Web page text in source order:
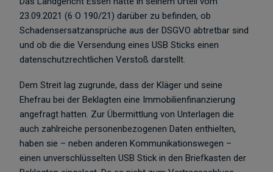
23.09.2021 (6 O 190/21) darüber zu befinden, ob
Schadensersatzansprüche aus der DSGVO abtretbar sind
und ob die die Versendung eines USB Sticks einen
datenschutzrechtlichen Verstoß darstellt.
Dem Streit lag zugrunde, dass der Kläger und seine
Ehefrau bei der Beklagten eine Immobilienfinanzierung
angefragt hatten. Zur Übermittlung von Unterlagen die
auch zahlreiche personenbezogenen Daten enthielten,
haben sie – neben anderen Kommunikationswegen –
einen unverschlüsselten USB Stick in den Briefkasten der